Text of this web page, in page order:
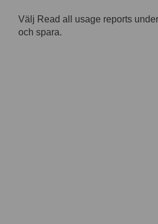
Välj Read all usage reports
och spara.